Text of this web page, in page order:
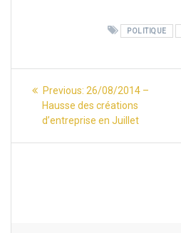
POLITIQUE
Navigation
l’article
Previous: Previous
post:
26/08/2014 –
Hausse des créations
d’entreprise en Juillet